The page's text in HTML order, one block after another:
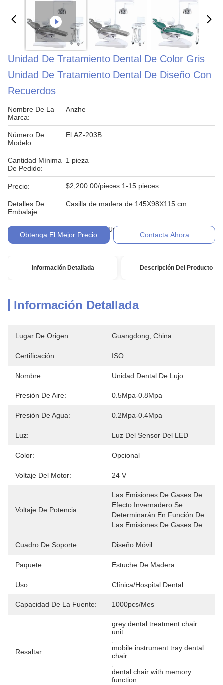
Unidad De Tratamiento Dental De Color Gris
Unidad De Tratamiento Dental De Diseño Con
Recuerdos
Nombre De La
Marca:
Anzhe
Número De
Modelo:
El AZ-203B
Cantidad Mínima
De Pedido:
1 pieza
Precio: $2,200.00/pieces 1-15 pieces
Detalles De
Embalaje:
Casilla de madera de 145X98X115 cm
Condiciones De
Pago:
T/T, Western Union, Moneygram
Obtenga El Mejor Precio Contacta Ahora
Información Detallada Descripción Del Producto
Información Detallada
Lugar De Origen: Guangdong, China
Certificación: ISO
Nombre: Unidad Dental De Lujo
Presión De Aire: 0.5Mpa-0.8Mpa
Presión De Agua: 0.2Mpa-0.4Mpa
Luz: Luz Del Sensor Del LED
Color: Opcional
Voltaje Del Motor: 24 V
Voltaje De Potencia:
Las Emisiones De Gases De
Efecto Invernadero Se
Determinarán En Función De
Las Emisiones De Gases De
Cuadro De Soporte: Diseño Móvil
Paquete: Estuche De Madera
Uso: Clínica/hospital Dental
Capacidad De La Fuente: 1000pcs/mes
Resaltar:
grey dental treatment chair
unit
mobile instrument tray dental
chair
dental chair with memory
function